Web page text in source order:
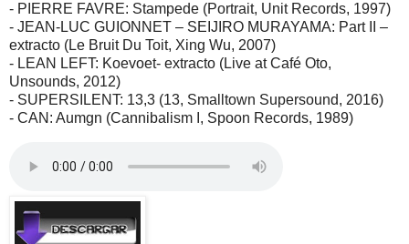
- PIERRE FAVRE: Stampede (Portrait, Unit Records, 1997)
- JEAN-LUC GUIONNET – SEIJIRO MURAYAMA: Part II –
extracto (Le Bruit Du Toit, Xing Wu, 2007)
- LEAN LEFT: Koevoet- extracto (Live at Café Oto,
Unsounds, 2012)
- SUPERSILENT: 13,3 (13, Smalltown Supersound, 2016)
- CAN: Aumgn (Cannibalism I, Spoon Records, 1989)